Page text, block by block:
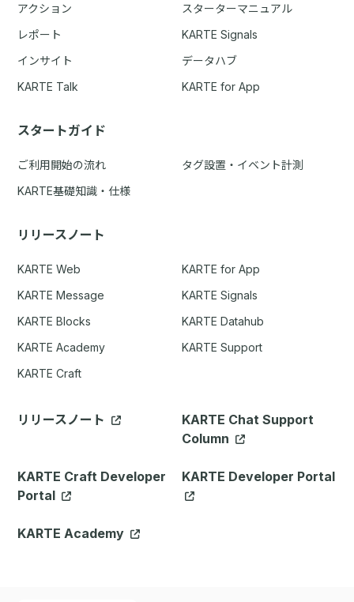
アクション
スターターマニュアル
レポート
KARTE Signals
インサイト
データハブ
KARTE Talk
KARTE for App
スタートガイド
ご利用開始の流れ
タグ設置・イベント計測
KARTE基礎知識・仕様
リリースノート
KARTE Web
KARTE for App
KARTE Message
KARTE Signals
KARTE Blocks
KARTE Datahub
KARTE Academy
KARTE Support
KARTE Craft
リリースノート
KARTE Chat Support
Column
KARTE Craft Developer
Portal
KARTE Developer Portal
KARTE Academy